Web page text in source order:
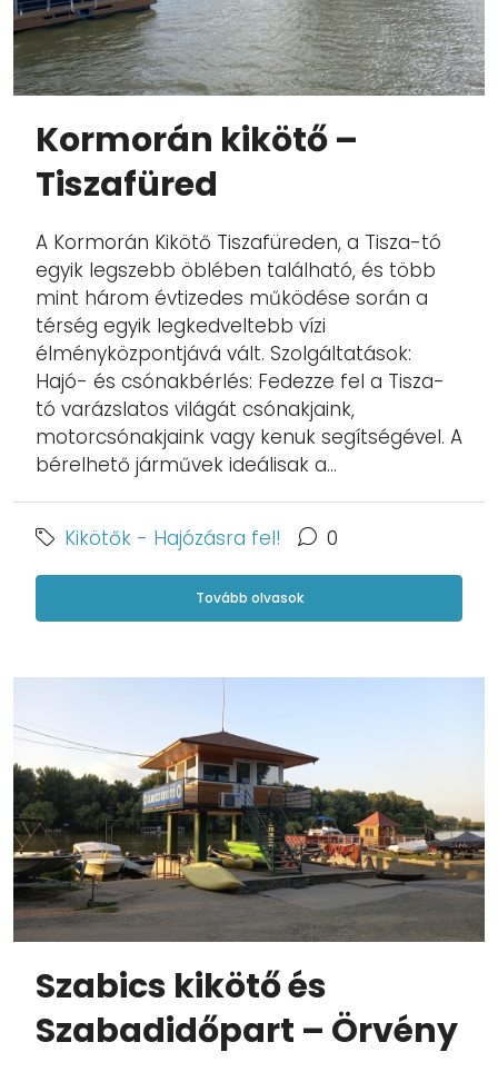
Kormorán kikötő –
Tiszafüred
A Kormorán Kikötő Tiszafüreden, a Tisza-tó
egyik legszebb öblében található, és több
mint három évtizedes működése során a
térség egyik legkedveltebb vízi
élményközpontjává vált. Szolgáltatások:
Hajó- és csónakbérlés: Fedezze fel a Tisza-
tó varázslatos világát csónakjaink,
motorcsónakjaink vagy kenuk segítségével. A
bérelhető járművek ideálisak a...
Kikötők - Hajózásra fel! 0
Tovább olvasok
Szabics kikötő és
Szabadidőpart – Örvény